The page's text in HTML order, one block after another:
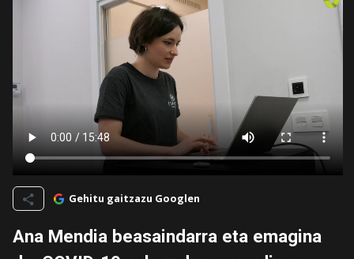
Gehitu gaitzazu Googlen
Ana Mendia beasaindarra eta emagina